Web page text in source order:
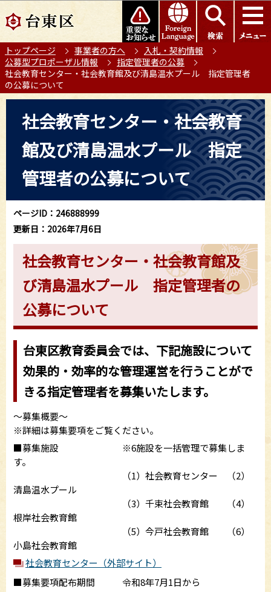
の
ー
ジ
の
先
このページの本文へ移動
トップページ 事業者の方へ
入札・契約情報
公募型プロポーザル情報
指定管理者の公募
社会教育センター・社会教育館及び清島温水プール 指定管理者
の公募について
社会教育センター・社会教育
館及び清島温水プール 指定
管理者の公募について
ページID：246888999
更新日：2026年7月6日
社会教育センター・社会教育館及
び清島温水プール 指定管理者の
公募について
台東区教育委員会では、下記施設について
効果的・効率的な管理運営を行うことがで
きる指定管理者を募集いたします。
～募集概要～
※詳細は募集要項をご覧ください。
■募集施設 ※6施設を一括管理で募集しま
す。
（1）社会教育センター （2）
清島温水プール
（3）千束社会教育館 （4）
根岸社会教育館
（5）今戸社会教育館 （6）
小島社会教育館
社会教育センター（外部サイト）
■募集要項配布期間 令和8年7月1日から